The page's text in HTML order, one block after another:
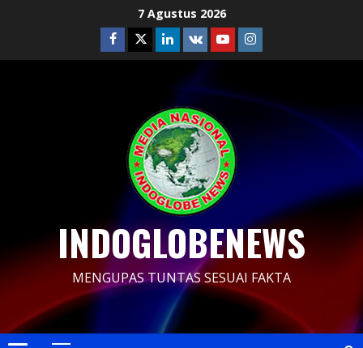
7 Agustus 2026
Facebook
TwitterLinkedin
VK YoutubeInstagram
INDOGLOBENEWS
MENGUPAS TUNTAS SESUAI FAKTA